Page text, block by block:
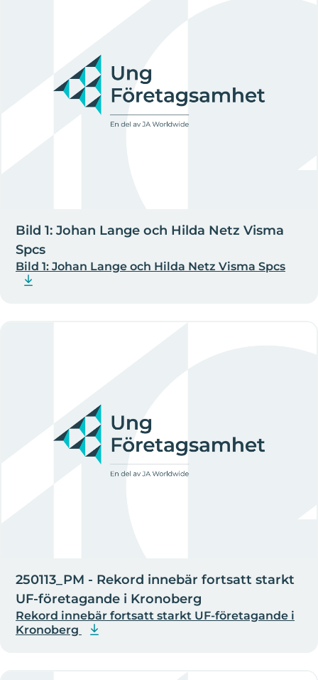
Bild 1: Johan Lange och Hilda Netz Visma
Spcs
Bild 1: Johan Lange och Hilda Netz Visma Spcs
250113_PM - Rekord innebär fortsatt starkt
UF-företagande i Kronoberg
Rekord innebär fortsatt starkt UF-företagande i
Kronoberg